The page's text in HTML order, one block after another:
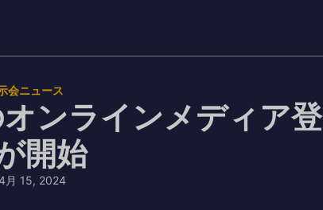
会ニュース
ンラインメディア登
開始
月 15, 2024